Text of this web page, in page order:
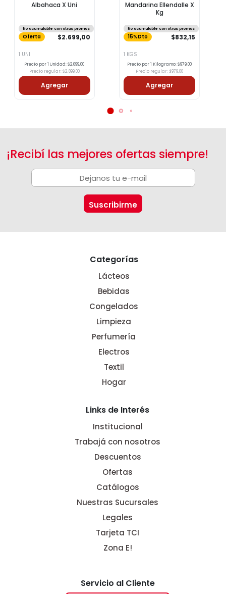
Albahaca X Uni
No acumulable con otras promos
Oferta $2.699,00
1 UNI
Precio por 1 Unidad: $2.699,00
Precio regular: $2.899,00
Agregar
Mandarina Ellendalle X
Kg
No acumulable con otras promos
15%Dto $832,15
1 KGS
Precio por 1 Kilogramo: $979,00
Precio regular: $979,00
Agregar
¡Recibí las mejores ofertas siempre!
Categorías
Lácteos
Bebidas
Congelados
Limpieza
Perfumería
Electros
Textil
Hogar
Links de Interés
Institucional
Trabajá con nosotros
Descuentos
Ofertas
Catálogos
Nuestras Sucursales
Legales
Tarjeta TCI
Zona E!
Servicio al Cliente